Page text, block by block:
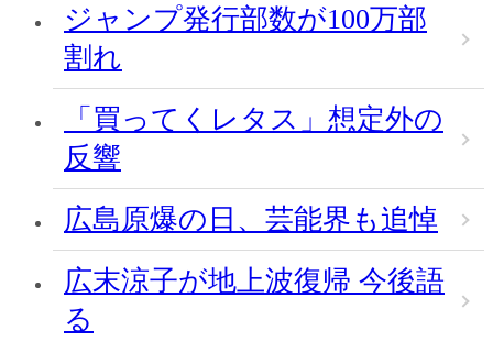
ジャンプ発行部数が100万部
割れ
「買ってくレタス」想定外の
反響
広島原爆の日、芸能界も追悼
広末涼子が地上波復帰 今後語
る